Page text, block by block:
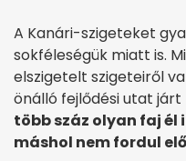
A Kanári-szigeteket
sokféleségük miatt is.
elszigetelt szigeteiről
önálló fejlődési utat járt
több száz olyan faj él
máshol nem fordul